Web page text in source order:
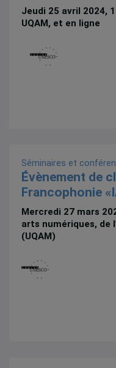
Jeudi 25 avril 2024,
UQAM, et en ligne
Séminaires et
Évènement de
Francophonie
Mercredi 27 mars
arts numériques, de
(UQAM)